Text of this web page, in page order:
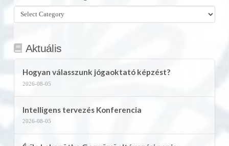
Összes
kategória
Aktuális
Hogyan válasszunk jógaoktató képzést?
2026-08-05
Intelligens tervezés Konferencia
2026-08-05